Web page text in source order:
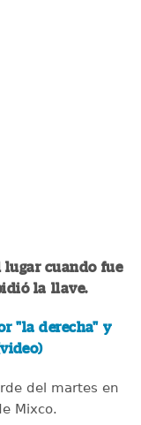
lugar cuando fue
la llave.
"la derecha" y
del martes en
Mixco.